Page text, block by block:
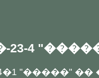
23-4
4�1 "�����"